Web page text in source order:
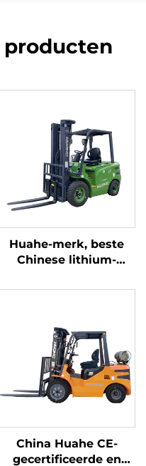
producten
Huahe-merk, beste
Chinese lithium-
van 2,5 ton,
China Huahe CE-
gecertificeerde en